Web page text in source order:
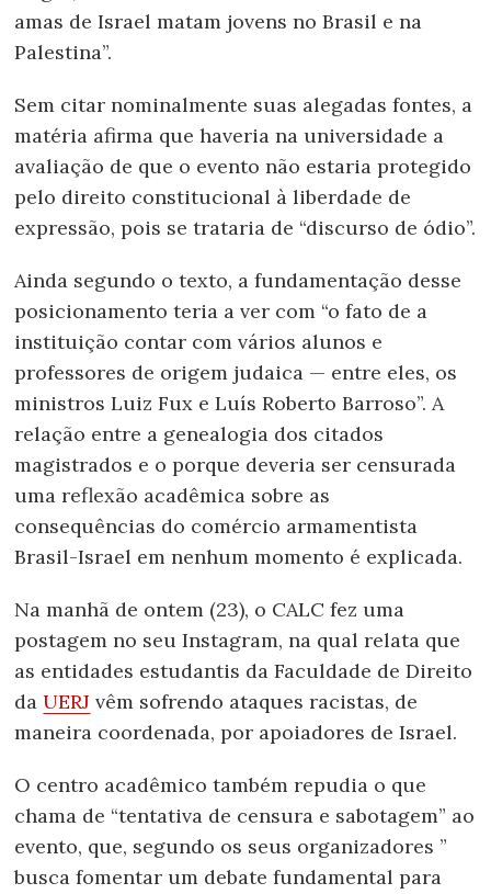
amas de Israel matam jovens no Brasil e na
Palestina”.
Sem citar nominalmente suas alegadas fontes, a
matéria afirma que haveria na universidade a
avaliação de que o evento não estaria protegido
pelo direito constitucional à liberdade de
expressão, pois se trataria de “discurso de ódio”.
Ainda segundo o texto, a fundamentação desse
posicionamento teria a ver com “o fato de a
instituição contar com vários alunos e
professores de origem judaica — entre eles, os
ministros Luiz Fux e Luís Roberto Barroso”. A
relação entre a genealogia dos citados
magistrados e o porque deveria ser censurada
uma reflexão acadêmica sobre as
consequências do comércio armamentista
Brasil-Israel em nenhum momento é explicada.
Na manhã de ontem (23), o CALC fez uma
postagem no seu Instagram, na qual relata que
as entidades estudantis da Faculdade de Direito
daUERJ vêm sofrendo ataques racistas, de
maneira coordenada, por apoiadores de Israel.
O centro acadêmico também repudia o que
chama de “tentativa de censura e sabotagem” ao
evento, que, segundo os seus organizadores ”
busca fomentar um debate fundamental para